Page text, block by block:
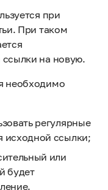
при
При таком
на новую.
необходимо
регулярные
исходной ссылки;
или
будет